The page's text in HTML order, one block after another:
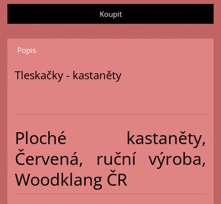
Popis
Tleskačky - kastaněty
Ploché kastaněty,
Červená, ruční výroba,
Woodklang ČR